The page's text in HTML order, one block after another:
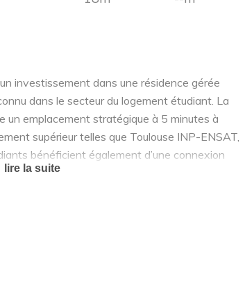
investissement dans une résidence gérée
dans le secteur du logement étudiant. La
un emplacement stratégique à 5 minutes à
supérieur telles que Toulouse INP-ENSAT,
bénéficient également d’une connexion
Rangueil : 20 minutes en transport ou 16
vaste espace paysager pour offrir un cœur
A l’intérieur, les espaces de vie sont
lire la suite